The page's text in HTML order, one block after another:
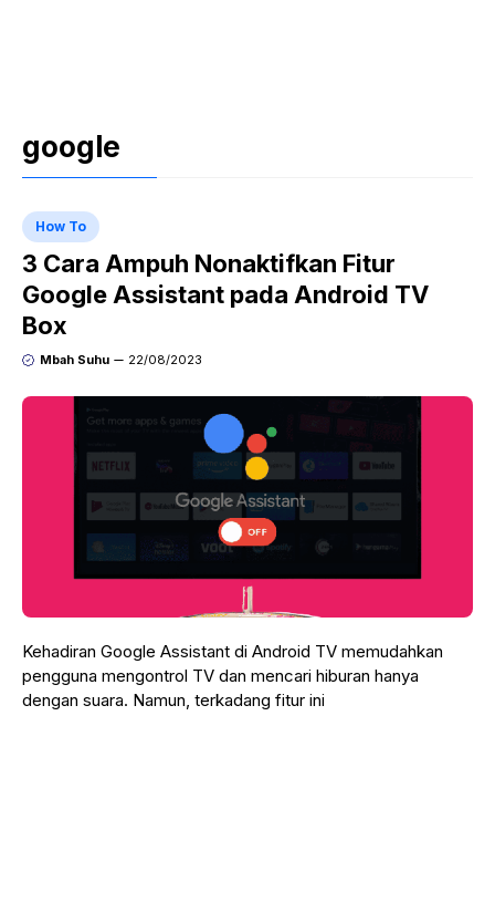
google
How To
3 Cara Ampuh Nonaktifkan Fitur
Google Assistant pada Android TV
Box
Mbah Suhu 22/08/2023
Kehadiran Google Assistant di Android TV memudahkan
pengguna mengontrol TV dan mencari hiburan hanya
dengan suara. Namun, terkadang fitur ini